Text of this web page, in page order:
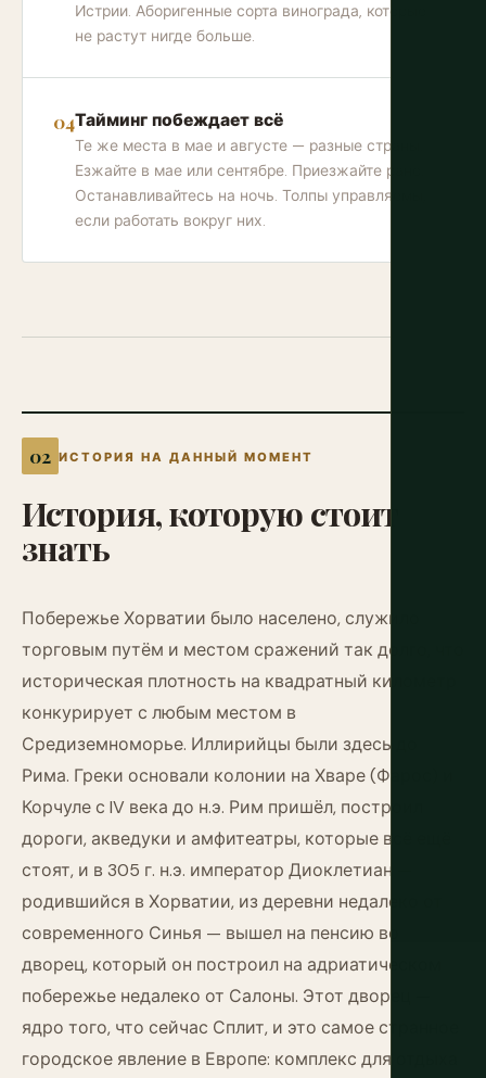
Истрии. Аборигенные сорта винограда, которые
не растут нигде больше.
Тайминг побеждает всё
Те же места в мае и августе — разные страны.
Езжайте в мае или сентябре. Приезжайте рано.
Останавливайтесь на ночь. Толпы управляемы,
если работать вокруг них.
ИСТОРИЯ НА ДАННЫЙ МОМЕНТ
История,которуюстоит
знать
Побережье Хорватии было населено, служило
торговым путём и местом сражений так долго, что
историческая плотность на квадратный километр
конкурирует с любым местом в
Средиземноморье. Иллирийцы были здесь до
Рима. Греки основали колонии на Хваре (Фарос) и
Корчуле с IV века до н.э. Рим пришёл, построил
дороги, акведуки и амфитеатры, которые всё ещё
стоят, и в 305 г. н.э. император Диоклетиан —
родившийся в Хорватии, из деревни недалеко от
современного Синья — вышел на пенсию во
дворец, который он построил на адриатическом
побережье недалеко от Салоны. Этот дворец —
ядро того, что сейчас Сплит, и это самое странное
городское явление в Европе: комплекс для отдыха